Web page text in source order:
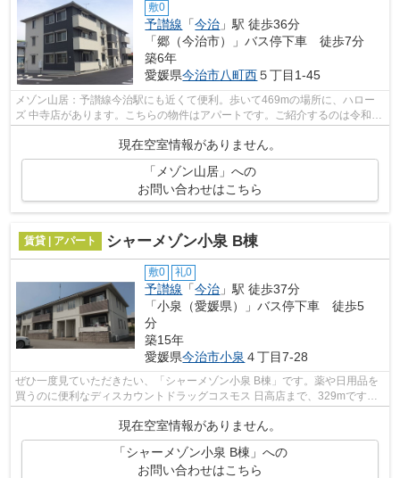
敷0
予讃線 「今治 」駅 徒歩36分
「郷（今治市）」バス停下車 徒歩7分
築6年
愛媛県今治市八町西５丁目1-45
メゾン山居：予讃線今治駅にも近くて便利。歩いて469mの場所に、ハロー
ズ 中寺店があります。こちらの物件はアパートです。ご紹介するのは令和2
現在空室情報がありません。
「メゾン山居」への
お問い合わせはこちら
賃貸 | アパート シャーメゾン小泉 B棟
敷0 礼0
予讃線 「今治 」駅 徒歩37分
「小泉（愛媛県）」バス停下車 徒歩5
分
築15年
愛媛県今治市小泉 ４丁目7-28
ぜひ一度見ていただきたい、「シャーメゾン小泉 B棟」です。薬や日用品を
買うのに便利なディスカウントドラッグコスモス 日高店まで、329mです。
重たいゴミの持ち運びがしやすく、敷地...
現在空室情報がありません。
「シャーメゾン小泉 B棟」への
お問い合わせはこちら